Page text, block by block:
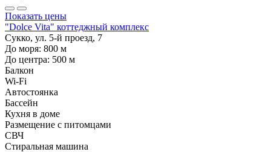
Показать цены
"Dolce Vita" коттеджный комплекс
Сукко, ул. 5-й проезд, 7
До моря: 800 м
До центра: 500 м
Балкон
Wi-Fi
Автостоянка
Бассейн
Кухня в доме
Размещение с питомцами
СВЧ
Стиральная машина